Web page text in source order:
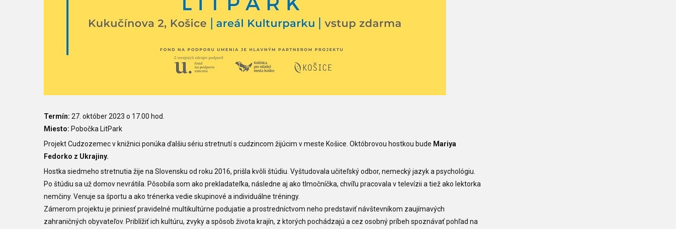
Termín: 27. október 2023 o 17.00 hod.
Miesto: Pobočka LitPark
Projekt Cudzozemec v knižnici ponúka ďalšiu sériu stretnutí s cudzincom žijúcim v meste Košice. Októbrovou hostkou bude Mariya
Fedorko z Ukrajiny.
Hostka siedmeho stretnutia žije na Slovensku od roku 2016, prišla kvôli štúdiu. Vyštudovala učiteľský odbor, nemecký jazyk a psychológiu.
Po štúdiu sa už domov nevrátila. Pôsobila som ako prekladateľka, následne aj ako tlmočníčka, chvíľu pracovala v televízii a tiež ako lektorka
nemčiny. Venuje sa športu a ako trénerka vedie skupinové a individuálne tréningy.
Zámerom projektu je priniesť pravidelné multikultúrne podujatie a prostredníctvom neho predstaviť návštevníkom zaujímavých
zahraničných obyvateľov. Priblížiť ich kultúru, zvyky a spôsob života krajín, z ktorých pochádzajú a cez osobný príbeh spoznávať pohľad na